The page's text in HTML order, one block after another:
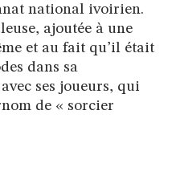
national ivoirien.
ajoutée à une
et au fait qu’il était
dans sa
ses joueurs, qui
de « sorcier